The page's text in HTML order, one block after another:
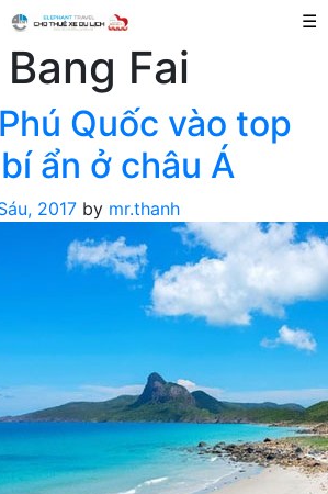
☰
Fai
Quốc vào top
ẩn ở châu Á
2017 by mr.thanh